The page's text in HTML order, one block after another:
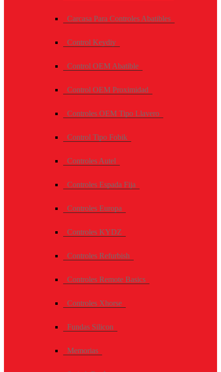
Carcasa Para Controles Abatibles
Control Keydiy
Control OEM Abatible
Control OEM Proximidad
Controles OEM Tipo Llavero
Control Tipo Fobik
Controles Autel
Controles Espada Fija
Controles Europa
Controles KYDZ
Controles Refurbish
Controles Remote Basics
Controles Xhorse
Fundas Silicon
Memorias